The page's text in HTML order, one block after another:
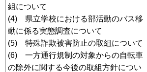
組について
(4) 県立学校における部活動のバス移
動に係る実態調査について
(5) 特殊詐欺被害防止の取組について
(6) 一方通行規制の対象からの自転車
の除外に関する今後の取組方針につい